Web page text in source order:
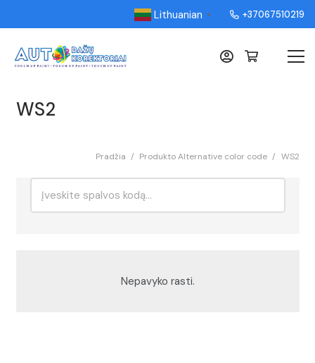
Lithuanian ▼ +37067510219
WS2
Pradžia / Produkto Alternative color code / WS2
Nepavyko rasti.